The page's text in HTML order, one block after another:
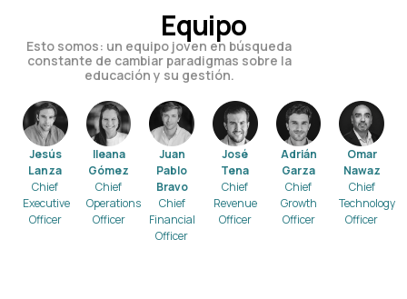
Equipo
Esto somos: un equipo joven en búsqueda
constante de cambiar paradigmas sobre la
educación y su gestión.
Jesús
Lanza
Chief
Executive
Officer
Ileana
Gómez
Chief
Operations
Officer
Juan
Pablo
Bravo
Chief
Financial
Officer
José
Tena
Chief
Revenue
Officer
Adrián
Garza
Chief
Growth
Officer
Omar
Nawaz
Chief
Technology
Officer